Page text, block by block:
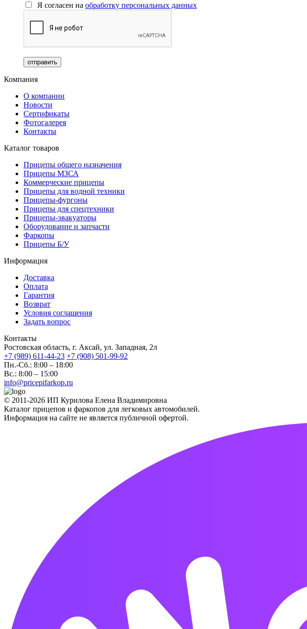
Я согласен на обработку персональных данных
Компания
О компании
Новости
Сертификаты
Фотогалерея
Контакты
Каталог товаров
Прицепы общего назначения
Прицепы МЗСА
Коммерческие прицепы
Прицепы для водной техники
Прицепы-фургоны
Прицепы для спецтехники
Прицепы-эвакуаторы
Оборудование и запчасти
Фаркопы
Прицепы Б/У
Информация
Доставка
Оплата
Гарантия
Возврат
Условия соглашения
Задать вопрос
Контакты
Ростовская область, г. Аксай, ул. Западная, 2л
+7 (989) 611-44-23 +7 (908) 501-99-92
Пн.-Сб.: 8:00 – 18:00
Вс.: 8:00 – 15:00
info@pricepifarkop.ru
© 2011-2026 ИП Курилова Елена Владимировна
Каталог прицепов и фаркопов для легковых автомобилей.
Информация на сайте не является публичной офертой.